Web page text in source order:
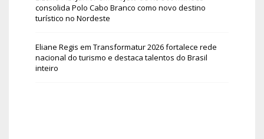
consolida Polo Cabo Branco como novo destino
turístico no Nordeste
Eliane Regis em Transformatur 2026 fortalece rede
nacional do turismo e destaca talentos do Brasil
inteiro